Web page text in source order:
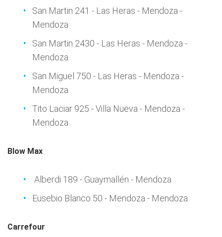
San Martin 241 - Las Heras - Mendoza -
Mendoza
San Martin 2430 - Las Heras - Mendoza -
Mendoza
San Miguel 750 - Las Heras - Mendoza -
Mendoza
Tito Laciar 925 - Villa Nueva - Mendoza -
Mendoza
Blow Max
Alberdi 189 - Guaymallén - Mendoza
Eusebio Blanco 50 - Mendoza - Mendoza
Carrefour